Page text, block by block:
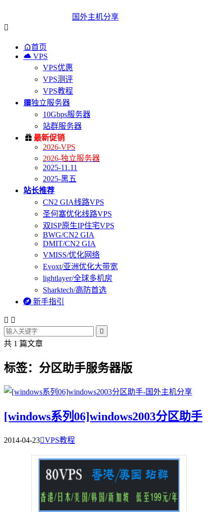
国外主机分享

首页
 VPS
VPS优惠
VPS测评
VPS教程
独立服务器
10Gbps服务器
站群服务器
 最新促销
2026-VPS
2026-独立服务器
2025-11.11
2025-黑五
站长推荐
CN2 GIA线路VPS
圣何塞优化线路VPS
双ISP原生IP住宅VPS
BWG/CN2 GIA
DMIT/CN2 GIA
VMISS/优化网络
Evoxt/亚洲优化大带宽
lightlayer/全球多机房
Sharktech/高防首选
 新手指引
 

共 1 篇文章
标签：分区助手服务器版
[windows系列06]windows2003分区助手
2014-04-23VPS教程